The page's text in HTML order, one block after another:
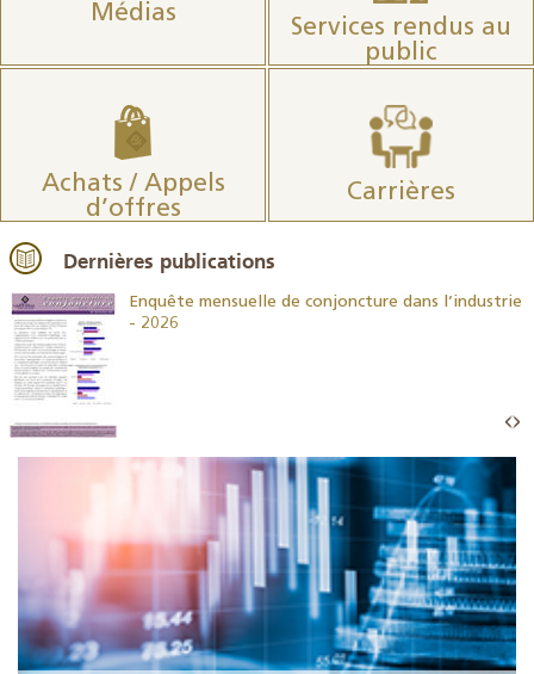
Médias
Services rendus au
public
Achats / Appels
d’offres
Carrières
Dernières publications
Enquête mensuelle de conjoncture dans l’industrie
- 2026